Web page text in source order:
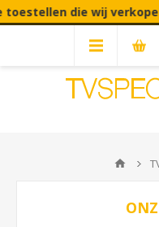
die wij verkopen